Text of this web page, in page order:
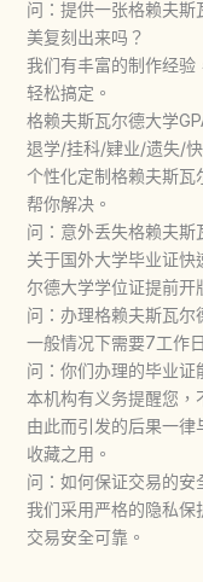
问：提供一张格赖夫
美复刻出来吗？
我们有丰富的制作经验
轻松搞定。
格赖夫斯瓦尔德大学
退学/挂科/肄业/遗失/
个性化定制格赖夫斯瓦
帮你解决。
问：意外丢失格赖夫斯
关于国外大学毕业证
尔德大学学位证提前开
问：办理格赖夫斯瓦尔
一般情况下需要7工作
问：你们办理的毕业证
本机构有义务提醒您，
由此而引发的后果一
收藏之用。
问：如何保证交易的安
我们采用严格的隐私保
交易安全可靠。